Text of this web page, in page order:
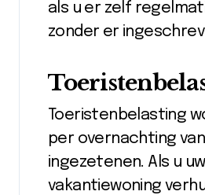
als u er zelf
zonder er
Toeristenbelasting
per overnachting
ingezetenen. Als u uw
vakantiewoning